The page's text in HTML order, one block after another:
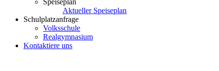
Speiseplan
Aktueller Speiseplan
Schulplatzanfrage
Volksschule
Realgymnasium
Kontaktiere uns